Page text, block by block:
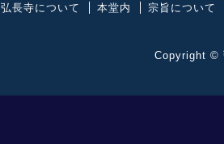
弘長寺について 本堂内 宗旨について
Copyright ©